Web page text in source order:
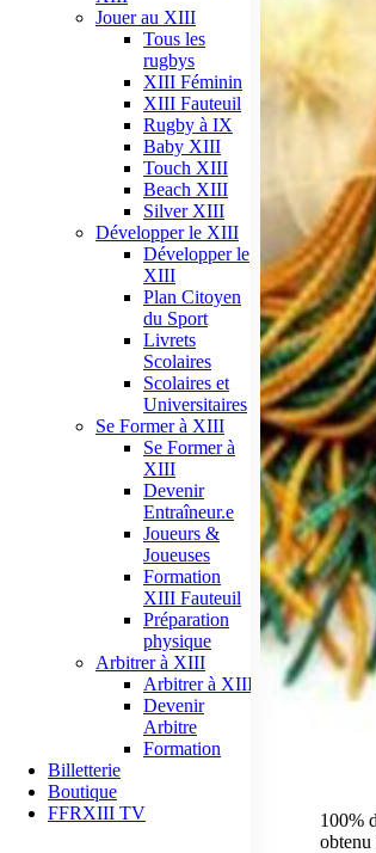
Jouer au XIII
Tous les
rugbys
XIII Féminin
XIII Fauteuil
Rugby à IX
Baby XIII
Touch XIII
Beach XIII
Silver XIII
Développer le XIII
Développer le
XIII
Plan Citoyen
du Sport
Livrets
Scolaires
Scolaires et
Universitaires
Se Former à XIII
Se Former à
XIII
Devenir
Entraîneur.e
Joueurs &
Joueuses
Formation
XIII Fauteuil
Préparation
physique
Arbitrer à XIII
Arbitrer à XIII
Devenir
Arbitre
Formation
Billetterie
Boutique
FFRXIII TV
100%
obtenu